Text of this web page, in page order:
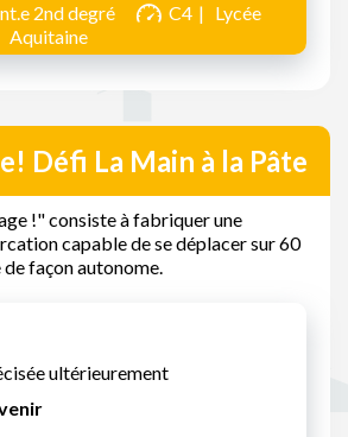
2nd degré C4
Lycée
Aquitaine
Défi La Main à la Pâte
!" consiste à fabriquer une
capable de se déplacer sur 60
façon autonome.
ultérieurement